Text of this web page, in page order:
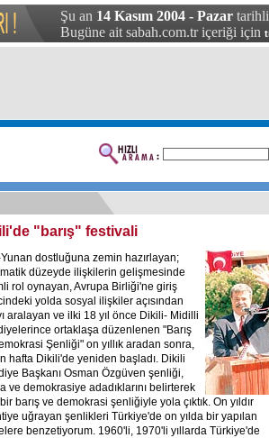
Şu an 14 Kasım 2004 - Pazar
Bugüne ait sabah.com.tr içeriği için
"barış" festivali
dostluğuna zemin hazırlayan;
düzeyde ilişkilerin gelişmesinde
rol oynayan, Avrupa Birliği'ne giriş
yolda sosyal ilişkiler açısından
aralayan ve ilki 18 yıl önce Dikili- Midilli
ortaklaşa düzenlenen "Barış
Şenliği" on yıllık aradan sonra,
hafta Dikili'de yeniden başladı. Dikili
Başkanı Osman Özgüven şenliği,
ve demokrasiye adadıklarını belirterek
barış ve demokrasi şenliğiyle yola çıktık. On yıldır
uğrayan şenlikleri Türkiye'de on yılda bir yapılan
benzetiyorum. 1960'li, 1970'li yıllarda Türkiye'de